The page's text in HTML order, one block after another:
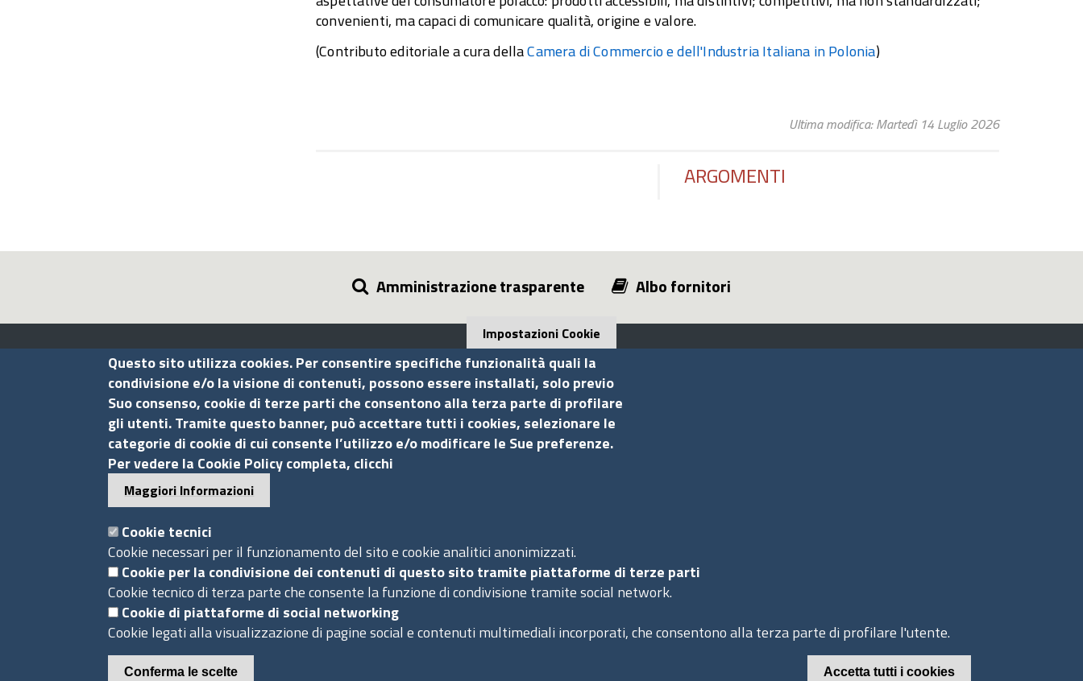
convenienti, ma capaci di comunicare qualità, origine e valore.
(Contributo editoriale a cura dellaCamera di Commercio e dell'Industria Italiana in Polonia)
Ultima modifica: Martedì 14 Luglio 2026
ARGOMENTI
Amministrazione trasparente Albo fornitori
Assocamerestero
Contatti
Via G.B. Morgagni, 13 - 00161 Roma
Tel.: +39 06 44231314
P.Iva 01898631005
C.F. 07888290587
info.assocamerestero@legalmail.it
info@assocamerestero.it
dpo@assocamerestero.it
Seguici su
Piè
Powered by InfoCamere © 2020 Assocamerestero
Impostazioni Cookie
Questo sito utilizza cookies. Per consentire specifiche funzionalità quali la
condivisione e/o la visione di contenuti, possono essere installati, solo previo
Suo consenso, cookie di terze parti che consentono alla terza parte di profilare
gli utenti. Tramite questo banner, può accettare tutti i cookies, selezionare le
categorie di cookie di cui consente l’utilizzo e/o modificare le Sue preferenze.
Per vedere la Cookie Policy completa, clicchi
Maggiori Informazioni
Cookie tecnici
Cookie necessari per il funzionamento del sito e cookie analitici anonimizzati.
Cookie per la condivisione dei contenuti di questo sito tramite piattaforme di terze parti
Cookie tecnico di terza parte che consente la funzione di condivisione tramite social network.
Cookie di piattaforme di social networking
Cookie legati alla visualizzazione di pagine social e contenuti multimediali incorporati, che consentono alla terza parte di profilare l'utente.
Conferma le scelte Accetta tutti i cookies